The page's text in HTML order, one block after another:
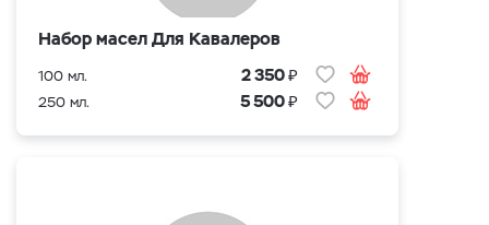
Набор масел Для Кавалеров
100 мл. 2 350₽
250 мл. 5 500₽